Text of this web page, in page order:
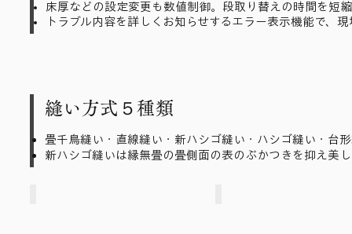
床厚などの設定変更も数値制御。段取り替えの時間を短
トラブル内容を詳しくお知らせするエラー表示機能で、
縫い方式５種類
畳千鳥縫い・直線縫い・新ハシゴ縫い・ハシゴ縫い・台
新ハシゴ縫いは縁無畳の畳側面の表のぶかつきを抑え美